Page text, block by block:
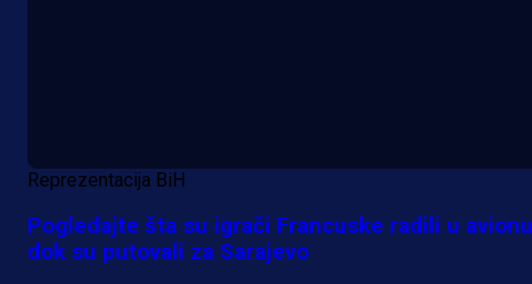
Reprezentacija BiH
Pogledajte šta su igrači Francuske radili u avionu
dok su putovali za Sarajevo